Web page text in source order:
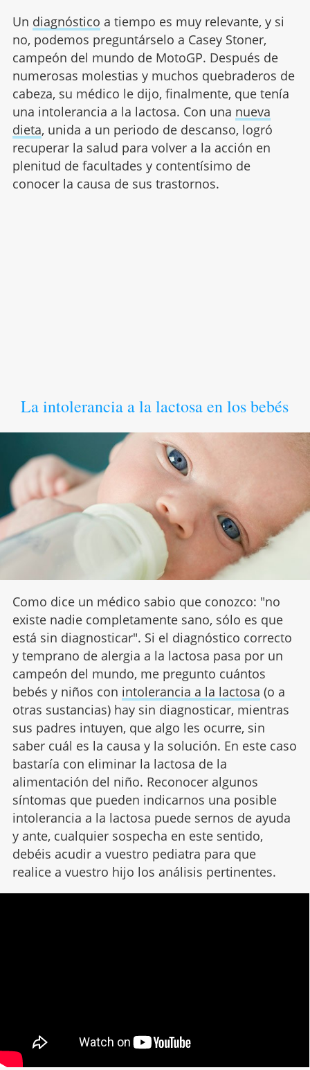
Un diagnóstico a tiempo es muy relevante, y si
no, podemos preguntárselo a Casey Stoner,
campeón del mundo de MotoGP. Después de
numerosas molestias y muchos quebraderos de
cabeza, su médico le dijo, finalmente, que tenía
una intolerancia a la lactosa. Con una nueva
dieta, unida a un periodo de descanso, logró
recuperar la salud para volver a la acción en
plenitud de facultades y contentísimo de
conocer la causa de sus trastornos.
La intolerancia a la lactosa en los bebés
Como dice un médico sabio que conozco: "no
existe nadie completamente sano, sólo es que
está sin diagnosticar". Si el diagnóstico correcto
y temprano de alergia a la lactosa pasa por un
campeón del mundo, me pregunto cuántos
bebés y niños con intolerancia a la lactosa (o a
otras sustancias) hay sin diagnosticar, mientras
sus padres intuyen, que algo les ocurre, sin
saber cuál es la causa y la solución. En este caso
bastaría con eliminar la lactosa de la
alimentación del niño. Reconocer algunos
síntomas que pueden indicarnos una posible
intolerancia a la lactosa puede sernos de ayuda
y ante, cualquier sospecha en este sentido,
debéis acudir a vuestro pediatra para que
realice a vuestro hijo los análisis pertinentes.